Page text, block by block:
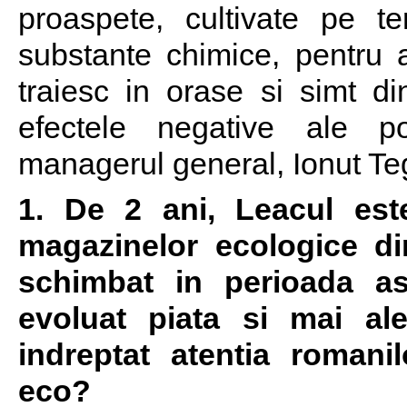
proaspete, cultivate pe
substante chimice, pentru
traiesc in orase si simt
efectele negative ale
managerul general, Ionut
1. De 2 ani, Leacul
magazinelor ecologice
schimbat in perioada
evoluat piata si mai
indreptat atentia
eco?